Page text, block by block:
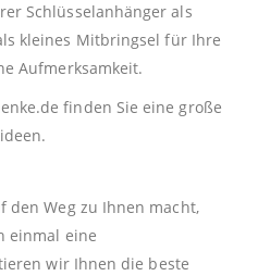
Schlüsselanhänger als
kleines Mitbringsel für Ihre
Aufmerksamkeit.
finden Sie eine große
den Weg zu Ihnen macht,
einmal eine
wir Ihnen die beste